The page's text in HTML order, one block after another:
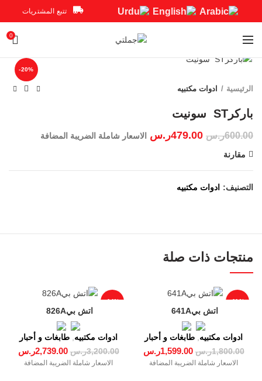
تتبع المشتريات
0
-20%
الرئيسية ادوات مكتبيه
600.00ر.س 479.00ر.س
الاسعار شاملة الضريبة المضافة
مقارنة
التصنيف: ادوات مكتبيه
منتجات ذات صلة
-11%
ادوات مكتبيه طابغات و أحبار
1,800.00ر.س 1,599.00ر.س
الاسعار شاملة الضريبة المضافة
-14%
اتش بي‎‎ ‎826‎A
ادوات مكتبيه طابغات و أحبار
3,200.00ر.س 2,739.00ر.س
الاسعار شاملة الضريبة المضافة